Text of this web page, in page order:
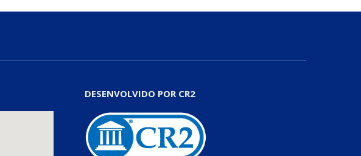
DESENVOLVIDO POR CR2